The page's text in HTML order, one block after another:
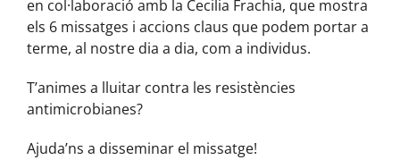
en col·laboració amb la Cecilia Frachia, que mostra
els 6 missatges i accions claus que podem portar a
terme, al nostre dia a dia, com a individus.
T’animes a lluitar contra les resistències
antimicrobianes?
Ajuda’ns a disseminar el missatge!